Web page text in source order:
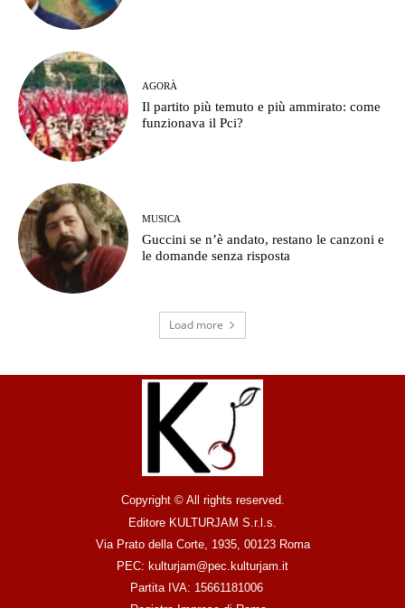
AGORÀ
Il partito più temuto e più ammirato: come
funzionava il Pci?
MUSICA
Guccini se n’è andato, restano le canzoni e
le domande senza risposta
Load more
Copyright © All rights reserved.
Editore KULTURJAM S.r.l.s.
Via Prato della Corte, 1935, 00123 Roma
PEC: kulturjam@pec.kulturjam.it
Partita IVA: 15661181006